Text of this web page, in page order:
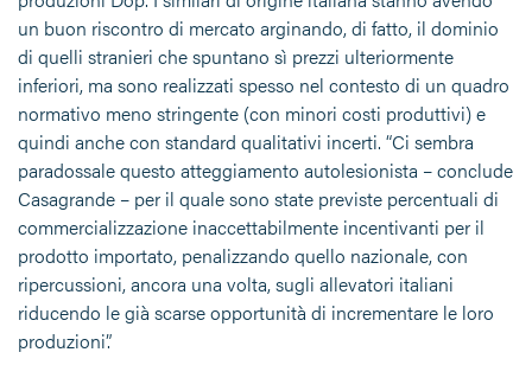
un buon riscontro di mercato arginando, di fatto, il dominio
di quelli stranieri che spuntano sì prezzi ulteriormente
inferiori, ma sono realizzati spesso nel contesto di un quadro
normativo meno stringente (con minori costi produttivi) e
quindi anche con standard qualitativi incerti. “Ci sembra
paradossale questo atteggiamento autolesionista – conclude
Casagrande – per il quale sono state previste percentuali di
commercializzazione inaccettabilmente incentivanti per il
prodotto importato, penalizzando quello nazionale, con
ripercussioni, ancora una volta, sugli allevatori italiani
riducendo le già scarse opportunità di incrementare le loro
produzioni”.